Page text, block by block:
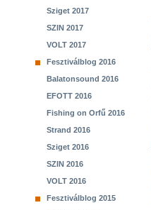
Sziget 2017
SZIN 2017
VOLT 2017
Fesztiválblog 2016
Balatonsound 2016
EFOTT 2016
Fishing on Orfű 2016
Strand 2016
Sziget 2016
SZIN 2016
VOLT 2016
Fesztiválblog 2015